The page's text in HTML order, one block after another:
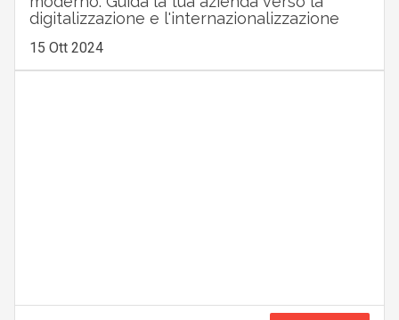
digitalizzazione e l'internazionalizzazione
15 Ott 2024